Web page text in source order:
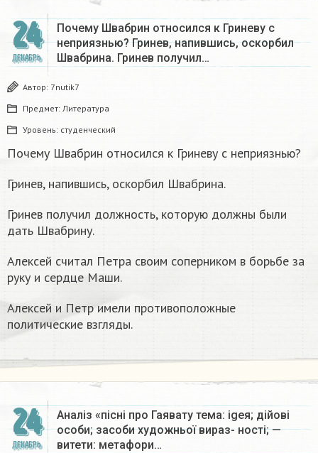
24
ДЕКАБРЬ
Почему Швабрин относился к Гриневу с
неприязнью? Гринев, напившись, оскорбил
Швабрина. Гринев получил…
Автор: 7nutik7
Предмет: Литература
Уровень: студенческий
Почему Швабрин относился к Гриневу с неприязнью?
Гринев, напившись, оскорбил Швабрина.
Гринев получил должность, которую должны были
дать Швабрину.
Алексей считал Петра своим соперником в борьбе за
руку и сердце Маши.
Алексей и Петр имели противоположные
политические взгляды.
24
ДЕКАБРЬ
Аналіз «пісні про Гаявату тема: igeя; дійові
особи; засоби художньої вираз- ності; —
витети: метафори…